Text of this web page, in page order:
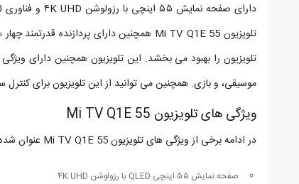
تلویزیون را بهبود می بخشد. این تلویزیون همچنین دارای
موسیقی، و بازی. همچنین می توانید از این تلویزیون برای کنترل
ویژگی های تلویزیون Mi TV Q1E 55
در ادامه برخی از ویژگی های تلویزیون Mi TV Q1E 55 عنوان شده است:
صفحه نمایش ۵۵ اینچی QLED با رزولوشن ۴K UHD